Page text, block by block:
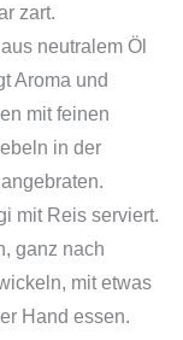
zart.
neutralem Öl
Aroma und
mit feinen
in der
mit Reis serviert.
ganz nach
mit etwas
Hand essen.